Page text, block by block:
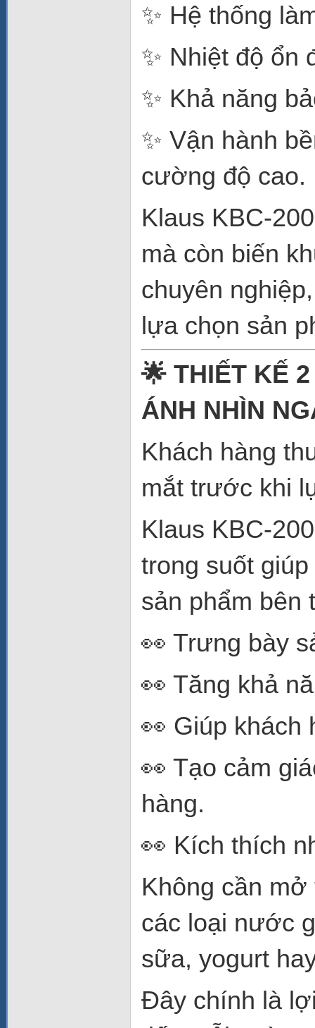
✨ Hệ thống
✨ Nhiệt độ ổn
✨ Khả năng
✨ Vận hành
cường độ cao.
Klaus KBC-
mà còn biến
chuyên
lựa chọn sản
🌟 THIẾT KẾ
ÁNH NHÌN
Khách hàng
mắt trước khi
Klaus KBC-
trong suốt
sản phẩm bên
👀 Trưng bày
👀 Tăng khả
👀 Giúp khách
👀 Tạo cảm
hàng.
👀 Kích thích
Không cần
các loại nước
sữa, yogurt
Đây chính là